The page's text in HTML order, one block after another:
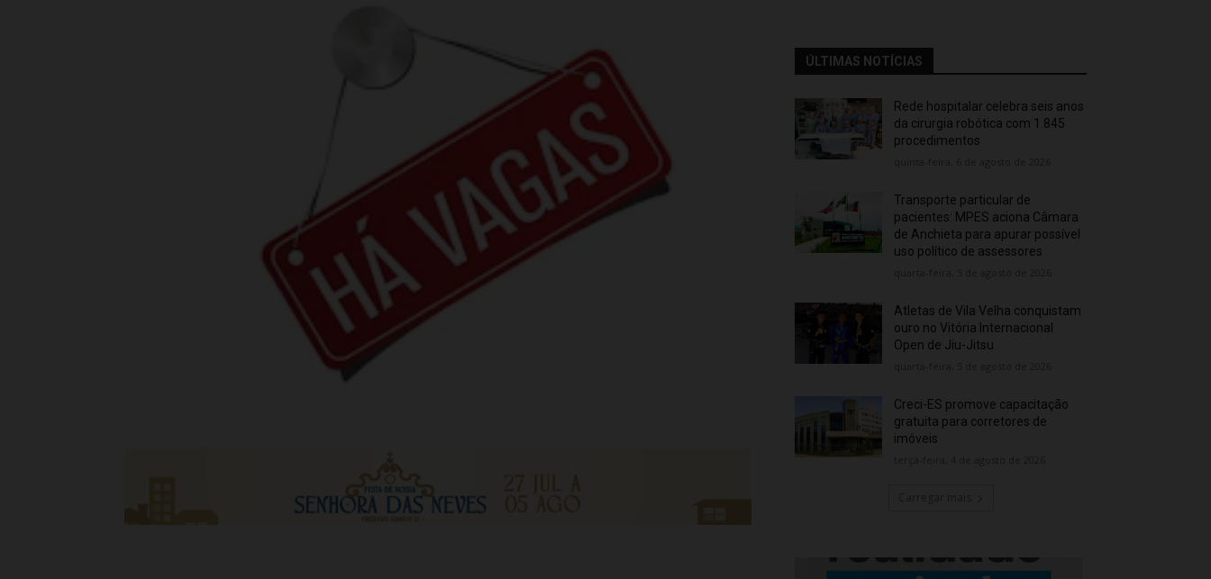
ÚLTIMAS NOTÍCIAS
Rede hospitalar celebra seis anos
da cirurgia robótica com 1.845
procedimentos
Transporte particular de
pacientes: MPES aciona Câmara
de Anchieta para apurar possível
uso político de assessores
Atletas de Vila Velha conquistam
ouro no Vitória Internacional
Open de Jiu-Jitsu
Creci-ES promove capacitação
gratuita para corretores de
imóveis